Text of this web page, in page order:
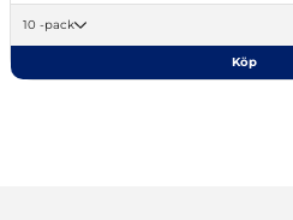
10 -pack
Köp